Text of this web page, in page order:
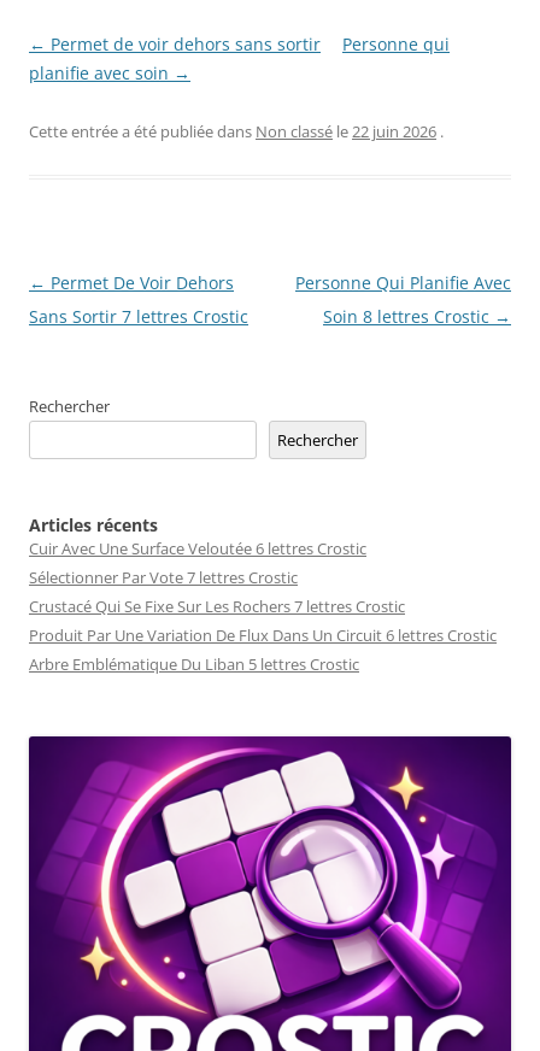
← Permet de voir dehors sans sortir
Personne qui
planifie avec soin →
Cette entrée a été publiée dans Non classé le22 juin 2026 .
Navigation
des
← Permet De Voir Dehors
Sans Sortir 7 lettres Crostic
Personne Qui Planifie Avec
Soin 8 lettres Crostic →
Rechercher
Rechercher
Articles récents
Cuir Avec Une Surface Veloutée 6 lettres Crostic
Sélectionner Par Vote 7 lettres Crostic
Crustacé Qui Se Fixe Sur Les Rochers 7 lettres Crostic
Produit Par Une Variation De Flux Dans Un Circuit 6 lettres Crostic
Arbre Emblématique Du Liban 5 lettres Crostic